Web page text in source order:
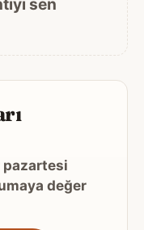
sen
pazartesi
değer